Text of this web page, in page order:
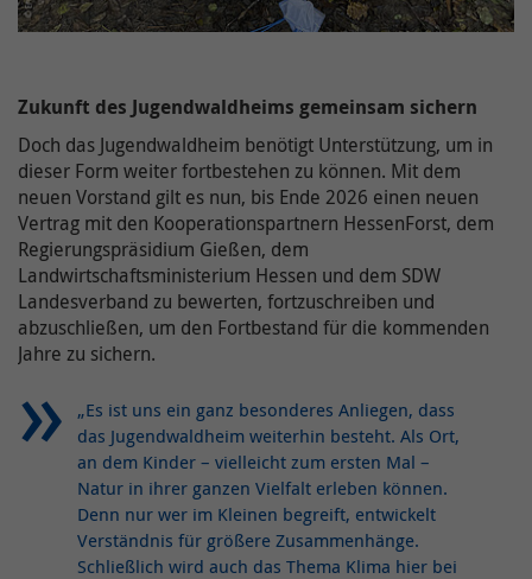
Zukunft des Jugendwaldheims gemeinsam sichern
Doch das Jugendwaldheim benötigt Unterstützung, um in
dieser Form weiter fortbestehen zu können. Mit dem
neuen Vorstand gilt es nun, bis Ende 2026 einen neuen
Vertrag mit den Kooperationspartnern HessenForst, dem
Regierungspräsidium Gießen, dem
Landwirtschaftsministerium Hessen und dem SDW
Landesverband zu bewerten, fortzuschreiben und
abzuschließen, um den Fortbestand für die kommenden
Jahre zu sichern.
„Es ist uns ein ganz besonderes Anliegen, dass
das Jugendwaldheim weiterhin besteht. Als Ort,
an dem Kinder – vielleicht zum ersten Mal –
Natur in ihrer ganzen Vielfalt erleben können.
Denn nur wer im Kleinen begreift, entwickelt
Verständnis für größere Zusammenhänge.
Schließlich wird auch das Thema Klima hier bei